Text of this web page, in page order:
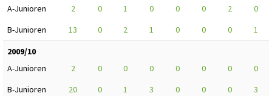
A-Junioren
2 0 1 0 0 0 2
0
B-Junioren
13 0 2 1 0 0 0
1
2009/10
A-Junioren
2 0 0 0 0 0 0
0
B-Junioren
20 0 1 3 0 0 0 3